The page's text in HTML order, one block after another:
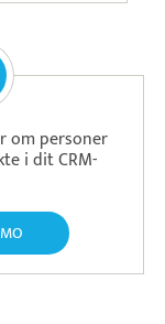
om personer
i dit CRM-